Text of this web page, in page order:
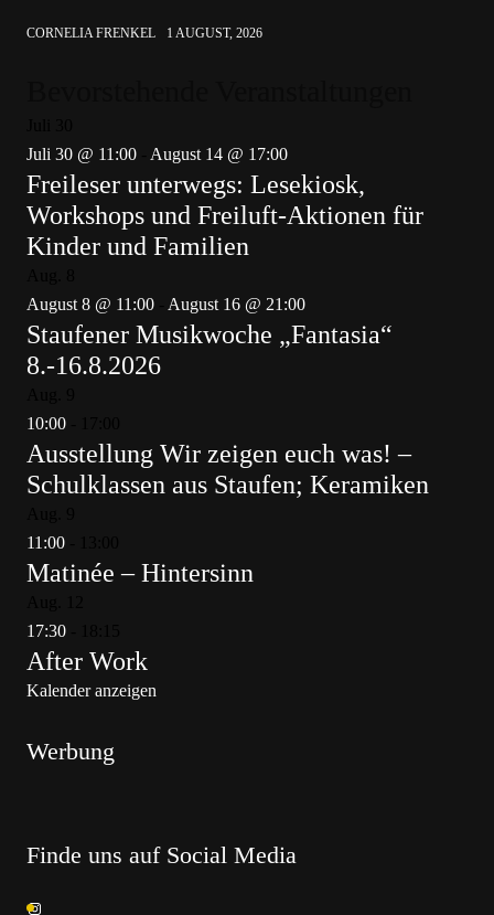
CORNELIA FRENKEL 1 AUGUST, 2026
Juli 30 @ 11:00
August 14 @ 17:00
Freileser unterwegs: Lesekiosk,
Workshops und Freiluft-Aktionen für
Kinder und Familien
August 8 @ 11:00
August 16 @ 21:00
Staufener Musikwoche „Fantasia“
8.-16.8.2026
10:00
Ausstellung Wir zeigen euch was! –
Schulklassen aus Staufen; Keramiken
11:00
Matinée – Hintersinn
17:30
After Work
Kalender anzeigen
Werbung
Finde uns auf Social Media